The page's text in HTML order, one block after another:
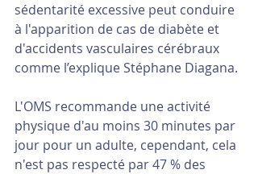
sédentarité excessive peut conduire
à l'apparition de cas de diabète et
d'accidents vasculaires cérébraux
comme l’explique Stéphane Diagana.
L'OMS recommande une activité
physique d'au moins 30 minutes par
jour pour un adulte, cependant, cela
n'est pas respecté par 47 % des